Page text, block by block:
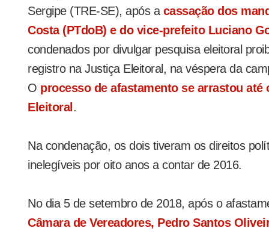
Sergipe (TRE-SE), após a cassação dos
Costa (PTdoB) e do vice-prefeito Luciano
condenados por divulgar pesquisa eleitoral
registro na Justiça Eleitoral, na véspera da
O processo de afastamento se arrastou até
Eleitoral.
Na condenação, os dois tiveram os direitos
inelegíveis por oito anos a contar de 2016.
No dia 5 de setembro de 2018, após o
Câmara de Vereadores, Pedro Santos